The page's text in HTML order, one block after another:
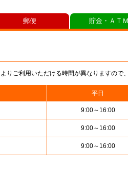
りご利用いただける時間が異なりますので
平日
9:00～16:00
9:00～16:00
9:00～16:00
郵便 貯金・ＡＴ